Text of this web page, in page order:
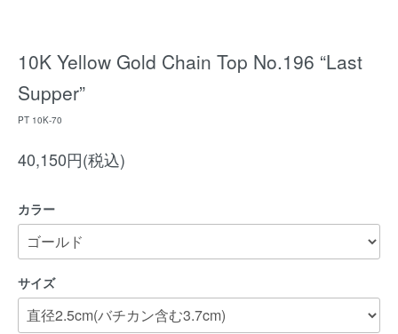
10K Yellow Gold Chain Top No.196 “Last
Supper”
PT 10K-70
40,150円(税込)
カラー
サイズ